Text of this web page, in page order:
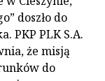
doszło do
PKP PLK S.A.
że misją
do